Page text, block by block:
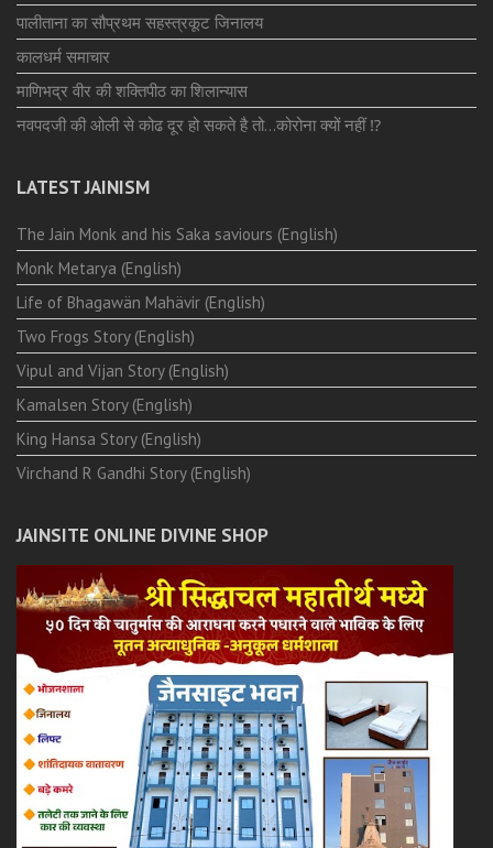
पालीताना का सौप्रथम सहस्त्रकूट जिनालय
कालधर्म समाचार
माणिभद्र वीर की शक्तिपीठ का शिलान्यास
नवपदजी की ओली से कोढ दूर हो सकते है तो…कोरोना क्यों नहीं ⁉️
LATEST JAINISM
The Jain Monk and his Saka saviours (English)
Monk Metarya (English)
Life of Bhagawän Mahävir (English)
Two Frogs Story (English)
Vipul and Vijan Story (English)
Kamalsen Story (English)
King Hansa Story (English)
Virchand R Gandhi Story (English)
JAINSITE ONLINE DIVINE SHOP